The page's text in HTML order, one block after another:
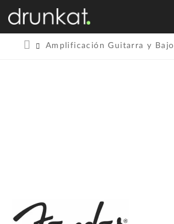
Amplificación Guitarra y Bajo